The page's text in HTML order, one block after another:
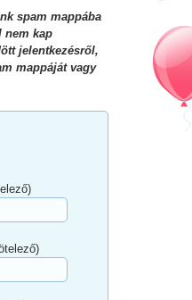
spam mappába
nem kap
jelentkezésről,
mappáját vagy